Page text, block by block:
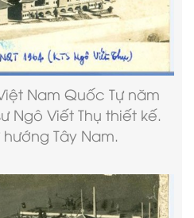
Nam Quốc Tự năm
Ngô Viết Thụ thiết kế.
Tây Nam.